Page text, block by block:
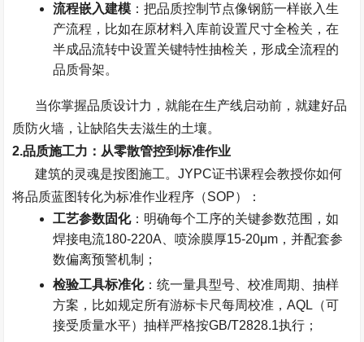
流程嵌入建模 ：把品质控制节点像钢筋一样嵌入生
产流程，比如在原材料入库前设置尺寸全检关，在
半成品流转中设置关键特性抽检关，形成全流程的
品质骨架。
当你掌握品质设计力，就能在生产线启动前，就建好品
质防火墙，让缺陷失去滋生的土壤。
2.品质施工力：从零散管控到标准作业
建筑的灵魂是按图施工。JYPC证书课程会教授你如何
将品质蓝图转化为标准作业程序（SOP）：
工艺参数固化：明确每个工序的关键参数范围，如
焊接电流180-220A 、喷涂膜厚15-20μm ，并配套参
数偏离预警机制；
检验工具标准化：统一量具型号、校准周期、抽样
方案，比如规定所有游标卡尺每周校准，AQL （可
接受质量水平）抽样严格按GB/T2828.1执行；